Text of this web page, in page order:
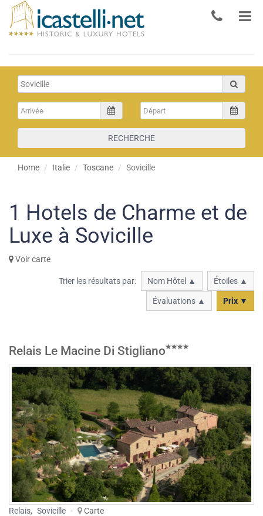
RECHERCHE
Home Italie Toscane Sovicille
1 Hotels de Charme et de
Luxe à Sovicille
Voir carte
Trier les résultats par: Nom Hôtel ▲ Étoiles ▲
Évaluations ▲ Prix ▼
Relais Le Macine Di Stigliano
Relais, Sovicille -
Carte